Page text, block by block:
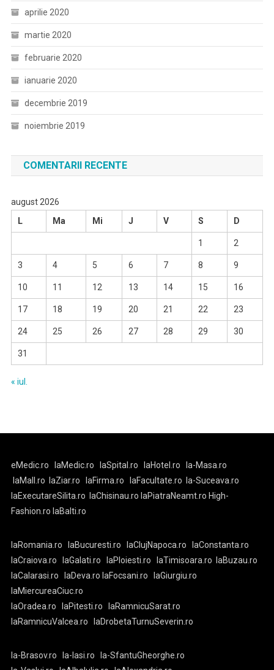
aprilie 2020
martie 2020
februarie 2020
ianuarie 2020
decembrie 2019
noiembrie 2019
COMENTARII RECENTE
august 2026
L
Ma Mi J V S D
1 2
3 4 5 6 7 8 9
10 11 12 13 14 15 16
17 18 19 20 21 22 23
24 25 26 27 28 29 30
31
« iul.
eMedic.ro laMedic.ro laSpital.ro laHotel.ro
la-Masa.ro
laMall.ro
laZiar.ro laFirma.ro laFacultate.ro
la-Suceava.ro
laExecutareSilita.ro
laChisinau.ro laPiatraNeamt.ro High-
Fashion.ro laBalti.ro
laRomania.ro laBucuresti.ro laClujNapoca.ro
laConstanta.ro
laCraiova.ro
laGalati.ro laPloiesti.ro laTimisoara.ro
laBuzau.ro
laCalarasi.ro
laDeva.ro laFocsani.ro
laGiurgiu.ro
laMiercureaCiuc.ro
laOradea.ro
laPitesti.ro
laRamnicuSarat.ro
laRamnicuValcea.ro
laDrobetaTurnuSeverin.ro
la-Brasov.ro la-Iasi.ro
la-SfantuGheorghe.ro